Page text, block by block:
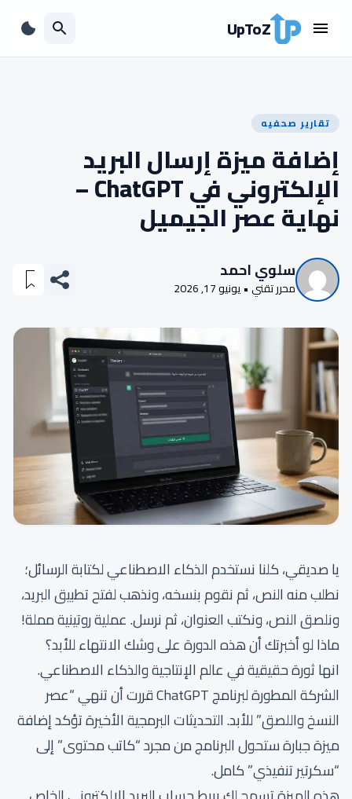
UpToZ
تقارير صحفيه
إضافة ميزة إرسال البريد
الإلكتروني في ChatGPT –
نهاية عصر الجيميل
سلوي احمد
محرر تقني • يونيو 17, 2026
يا صديقي، كلنا نستخدم الذكاء الاصطناعي لكتابة الرسائل؛
نطلب منه النص، ثم نقوم بنسخه، ونذهب لفتح تطبيق البريد،
ونلصق النص، ونكتب العنوان، ثم نرسل. عملية روتينية مملة!
ماذا لو أخبرتك أن هذه الدورة على وشك الانتهاء للأبد؟
انها ثورة حقيقية في عالم الإنتاجية والذكاء الاصطناعي.
الشركة المطورة لبرنامج ChatGPT قررت أن تنهي “عصر
النسخ واللصق” للأبد. التحديثات البرمجية الأخيرة تؤكد إضافة
ميزة جبارة ستحول البرنامج من مجرد “كاتب محتوى” إلى
“سكرتير تنفيذي” كامل.